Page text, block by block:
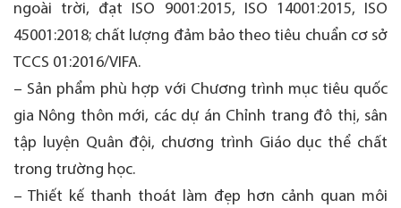
ngoài trời, đạt ISO 9001:2015, ISO 14001:2015, ISO
45001:2018; chất lượng đảm bảo theo tiêu chuẩn cơ sở
TCCS 01:2016/VIFA.
– Sản phẩm phù hợp với Chương trình mục tiêu quốc
gia Nông thôn mới, các dự án Chỉnh trang đô thị, sân
tập luyện Quân đội, chương trình Giáo dục thể chất
trong trường học.
– Thiết kế thanh thoát làm đẹp hơn cảnh quan môi